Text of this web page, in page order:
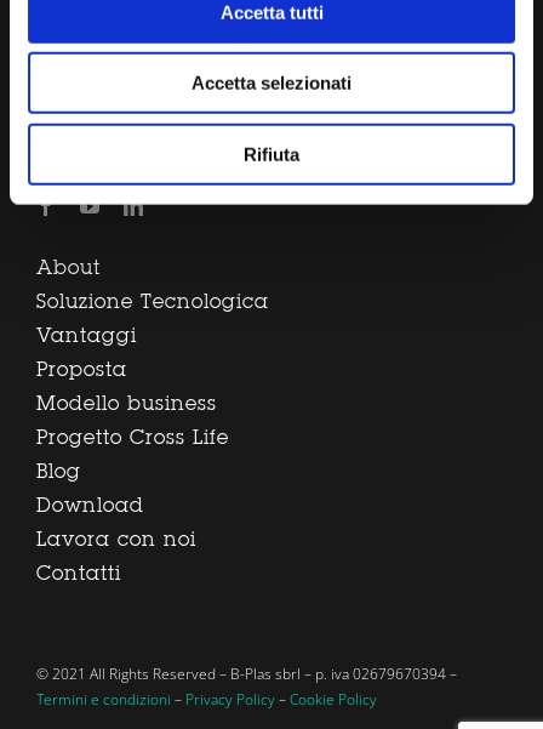
Accetta tutti
Accetta selezionati
Rifiuta
B-Plas sbrl via Gessi, 16 48022 Lugo (RA) Tel.
info@b-plas.it
About
Soluzione Tecnologica
Vantaggi
Proposta
Modello business
Progetto Cross Life
Blog
Download
Lavora con noi
Contatti
© 2021 All Rights Reserved – B-Plas sbrl – p. iva 02679670394 –
Termini e condizioni – Privacy Policy–Cookie Policy